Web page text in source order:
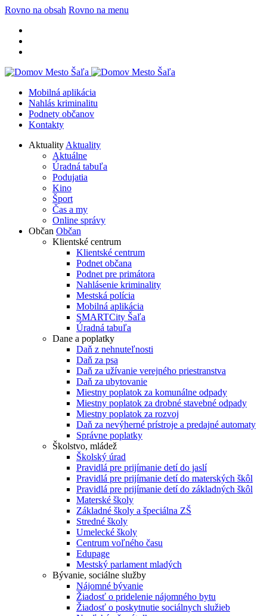
Rovno na obsah Rovno na menu
Mobilná aplikácia
Nahlás kriminalitu
Podnety občanov
Kontakty
Aktuality Aktuality
Aktuálne
Úradná tabuľa
Podujatia
Kino
Šport
Čas a my
Online správy
Občan Občan
Klientské centrum
Klientské centrum
Podnet občana
Podnet pre primátora
Nahlásenie kriminality
Mestská polícia
Mobilná aplikácia
SMARTCity Šaľa
Úradná tabuľa
Dane a poplatky
Daň z nehnuteľnosti
Daň za psa
Daň za užívanie verejného priestranstva
Daň za ubytovanie
Miestny poplatok za komunálne odpady
Miestny poplatok za drobné stavebné odpady
Miestny poplatok za rozvoj
Daň za nevýherné prístroje a predajné automaty
Správne poplatky
Školstvo, mládež
Školský úrad
Pravidlá pre prijímanie detí do jaslí
Pravidlá pre prijímanie detí do materských škôl
Pravidlá pre prijímanie detí do základných škôl
Materské školy
Základné školy a špeciálna ZŠ
Stredné školy
Umelecké školy
Centrum voľného času
Edupage
Mestský parlament mladých
Bývanie, sociálne služby
Nájomné bývanie
Žiadosť o pridelenie nájomného bytu
Žiadosť o poskytnutie sociálnych služieb